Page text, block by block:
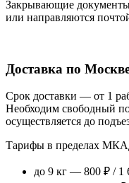
Закрывающие документы
или направляются
Доставка по
Срок доставки — от 1
Необходим свободный
осуществляется до
Тарифы в пределах
до 9 кг — 800 ₽ / 1